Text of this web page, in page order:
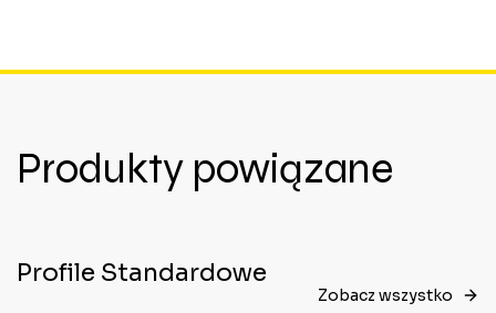
Produkty powiązane
Profile Standardowe
Zobacz wszystko